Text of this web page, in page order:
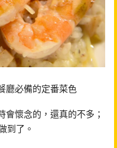
廳必備的定番菜色
懷念的，還真的不多；
到了。